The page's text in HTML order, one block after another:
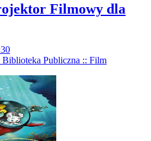
Filmowy dla
Publiczna :: Film